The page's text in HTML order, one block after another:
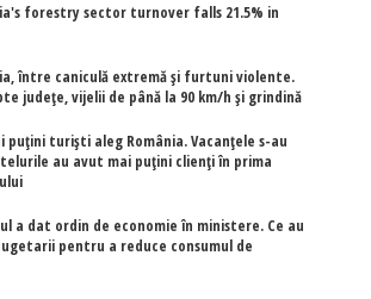
forestry sector turnover falls 21.5% in
între caniculă extremă și furtuni violente.
județe, vijelii de până la 90 km/h și grindină
puțini turiști aleg România. Vacanțele s-au
au avut mai puțini clienți în prima
a dat ordin de economie în ministere. Ce au
pentru a reduce consumul de